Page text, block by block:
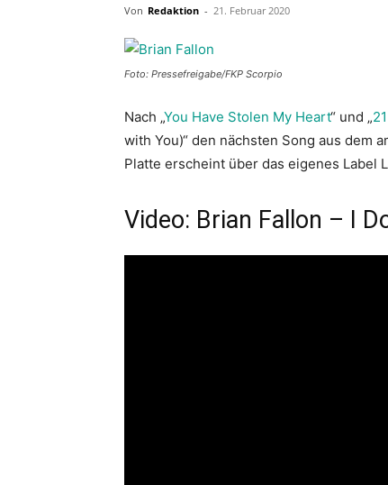
Von Redaktion - 21. Februar 2020
Foto: Pressefreigabe/FKP Scorpio
Nach „You Have Stolen My Heart“ und „
with You)“ den nächsten Song aus dem
Platte erscheint über das eigenes Label
Video: Brian Fallon – I